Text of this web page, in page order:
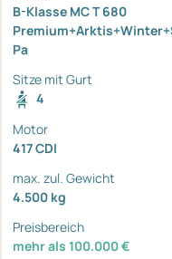
B-Klasse MC T 680
Pa
Sitze mit Gurt
4
Motor
417 CDI
max. zul. Gewicht
4.500 kg
Preisbereich
mehr als 100.000 €